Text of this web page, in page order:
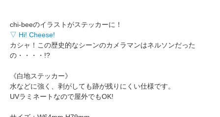
chi-beeのイラストがステッカーに！
▽ Hi! Cheese!
カシャ！この歴史的なシーンのカメラマンはネルソンだった
の・・・・!?
《白地ステッカー》
水などに強く、剥がしても跡が残りにくい仕様です。
UVラミネートなので屋外でもOK!